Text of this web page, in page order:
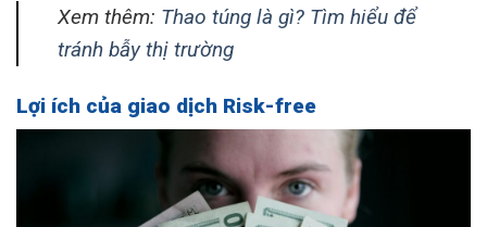
Xem thêm: Thao túng là gì? Tìm hiểu để
tránh bẫy thị trường
Lợi ích của giao dịch Risk-free